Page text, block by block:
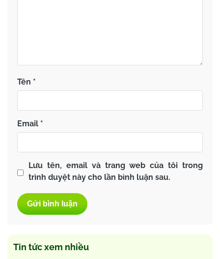
Tên *
Email *
Lưu tên, email và trang web của tôi trong
trình duyệt này cho lần bình luận sau.
Tin tức xem nhiều